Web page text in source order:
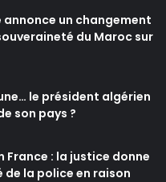
un changement
du Maroc sur
le président algérien
son pays ?
: la justice donne
de la police en raison